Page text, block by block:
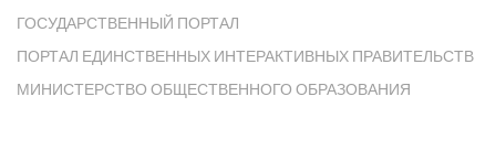
ГОСУДАРСТВЕННЫЙ ПОРТАЛ
ПОРТАЛ ЕДИНСТВЕННЫХ ИНТЕРАКТИВНЫХ ПРАВИТЕЛЬСТВ
МИНИСТЕРСТВО ОБЩЕСТВЕННОГО ОБРАЗОВАНИЯ